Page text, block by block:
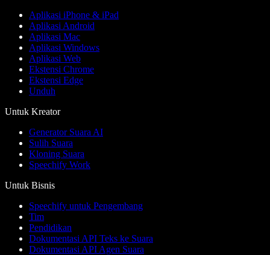
Aplikasi iPhone & iPad
Aplikasi Android
Aplikasi Mac
Aplikasi Windows
Aplikasi Web
Ekstensi Chrome
Ekstensi Edge
Unduh
Untuk Kreator
Generator Suara AI
Sulih Suara
Kloning Suara
Speechify Work
Untuk Bisnis
Speechify untuk Pengembang
Tim
Pendidikan
Dokumentasi API Teks ke Suara
Dokumentasi API Agen Suara